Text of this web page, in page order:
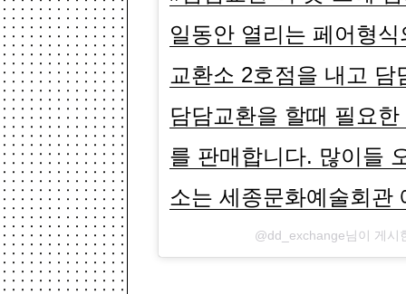
일동안 열리는 페어형
교환소 2호점을 내고
담담교환을 할때 필요
를 판매합니다. 많이들
소는 세종문화예술회관
@dd_exchange님이 게시